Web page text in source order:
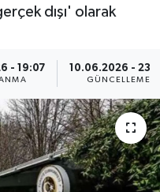
dışı' olarak
- 19:07 10.06.2026 -
GÜNCELLEME